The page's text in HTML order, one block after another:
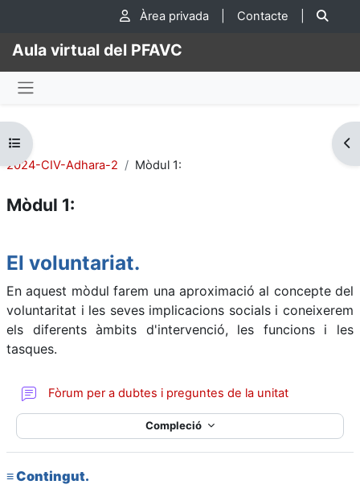
Ves al contingut principal
Àrea privada Contacte
Aula virtual del PFAVC
Obre l'índex del curs
2024-CIV-Adhara-2
Mòdul 1:
Mòdul 1:
El voluntariat.
En aquest mòdul farem una aproximació al concepte del
voluntaritat i les seves implicacions socials i coneixerem
els diferents àmbits d'intervenció, les funcions i les
tasques.
Fòrum per a dubtes i preguntes de la unitat
Compleció
≡Contingut.